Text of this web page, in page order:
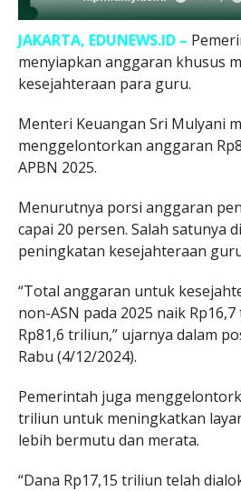
JAKARTA, EDUNEWS.ID –
menyiapkan anggaran khusus
kesejahteraan para guru.
Menteri Keuangan Sri Mulyani
menggelontorkan anggaran
APBN 2025.
Menurutnya porsi anggaran
capai 20 persen. Salah satunya
peningkatan kesejahteraan
“Total anggaran untuk
non-ASN pada 2025 naik
Rp81,6 triliun,” ujarnya dalam
Rabu (4/12/2024).
Pemerintah juga
triliun untuk meningkatkan
lebih bermutu dan merata.
“Dana Rp17,15 triliun telah